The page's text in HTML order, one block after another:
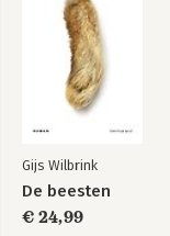
Bekijk alle boeken
Gijs Wilbrink
De beesten
€ 24,99